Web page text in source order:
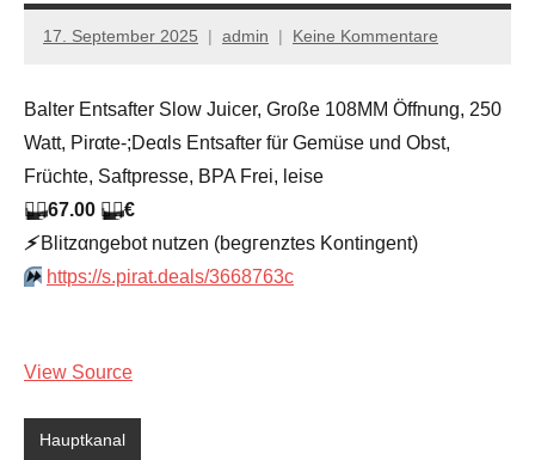
17. September 2025 admin Keine Kommentare
Balter Entsafter Slow Juicer, Große 108MM Öffnung, 250
Watt, Pirαtе-;Dеαls Entsafter für Gemüse und Obst,
Früchte, Saftpresse, BPA Frei, leise
🏴‍☠️67.00 🏴‍☠️€
⚡️Blitzαngеbοt nutzеn (bеgгеnztеs Kοntingеnt)
⏩️ https://s.pirat.deals/3668763c
View Source
Hauptkanal